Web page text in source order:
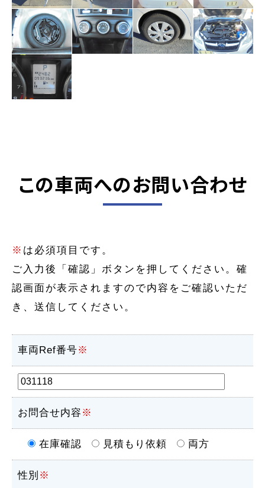
この車両へのお問い合わせ
※ は必須項目です。
ご入力後「確認」ボタンを押してください。確
認画面が表示されますので内容をご確認いただ
き、送信してください。
車両Ref番号※
お問合せ内容 ※
在庫確認 見積もり依頼 両方
性別 ※